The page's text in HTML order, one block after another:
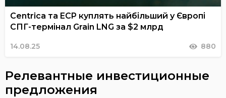
Centrica та ECP куплять найбільший у Європі
СПГ-термінал Grain LNG за $2 млрд
14.08.25 880
Релевантные инвестиционные
предложения